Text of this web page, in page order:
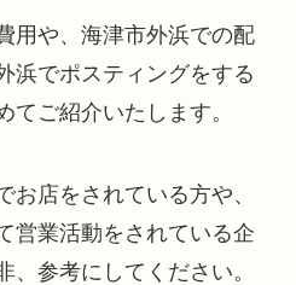
用や、海津市外浜での配
浜でポスティングをする
てご紹介いたします。
お店をされている方や、
営業活動をされている企
、参考にしてください。